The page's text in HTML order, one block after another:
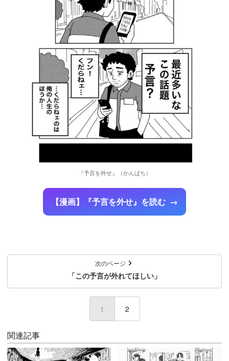
『予言を外せ』（かんぱち）
【漫画】『予言を外せ』を読む
次のページ
「この予言が外れてほしい」
1 (current)
2
関連記事